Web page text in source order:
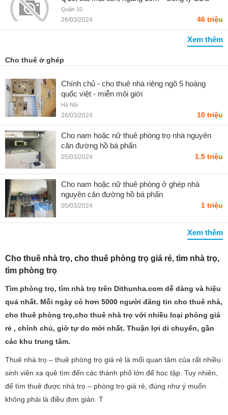
Châu Long
Quận 10
26/03/2024 46 triệu
Xem thêm
Cho thuê ở ghép
Chính chủ - cho thuê nhà riêng ngõ 5 hoàng
quốc việt - miễn môi giới
Hà Nội
26/03/2024 10 triệu
Cho nam hoặc nữ thuê phòng trọ nhà nguyên
căn đường hồ bá phấn
05/03/2024 1.5 triệu
Cho nam hoặc nữ thuê phòng ở ghép nhà
nguyên căn đường hồ bá phấn
05/03/2024 1 triệu
Xem thêm
Cho thuê nhà trọ, cho thuê phòng trọ giá rẻ, tìm nhà trọ,
tìm phòng trọ
Tìm phòng trọ, tìm nhà trọ trên Dithunha.com dễ dàng và hiệu
quả nhất. Mỗi ngày có hơn 5000 người đăng tin cho thuê nhà,
cho thuê phòng trọ,cho thuê nhà trọ với nhiều loại phòng giá
rẻ , chính chủ, giờ tự do mới nhất. Thuận lợi di chuyển, gần
các khu trung tâm.
Thuê nhà trọ – thuê phòng trọ giá rẻ là mối quan tâm của rất nhiều
sinh viên xa quê tìm đến các thành phố lớn để học tập. Tuy nhiên,
để tìm thuê được nhà trọ – phòng trọ giá rẻ, đúng như ý muốn
không phải là điều đơn giản. T